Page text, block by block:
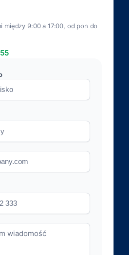
między 9:00 a 17:00, od pon do